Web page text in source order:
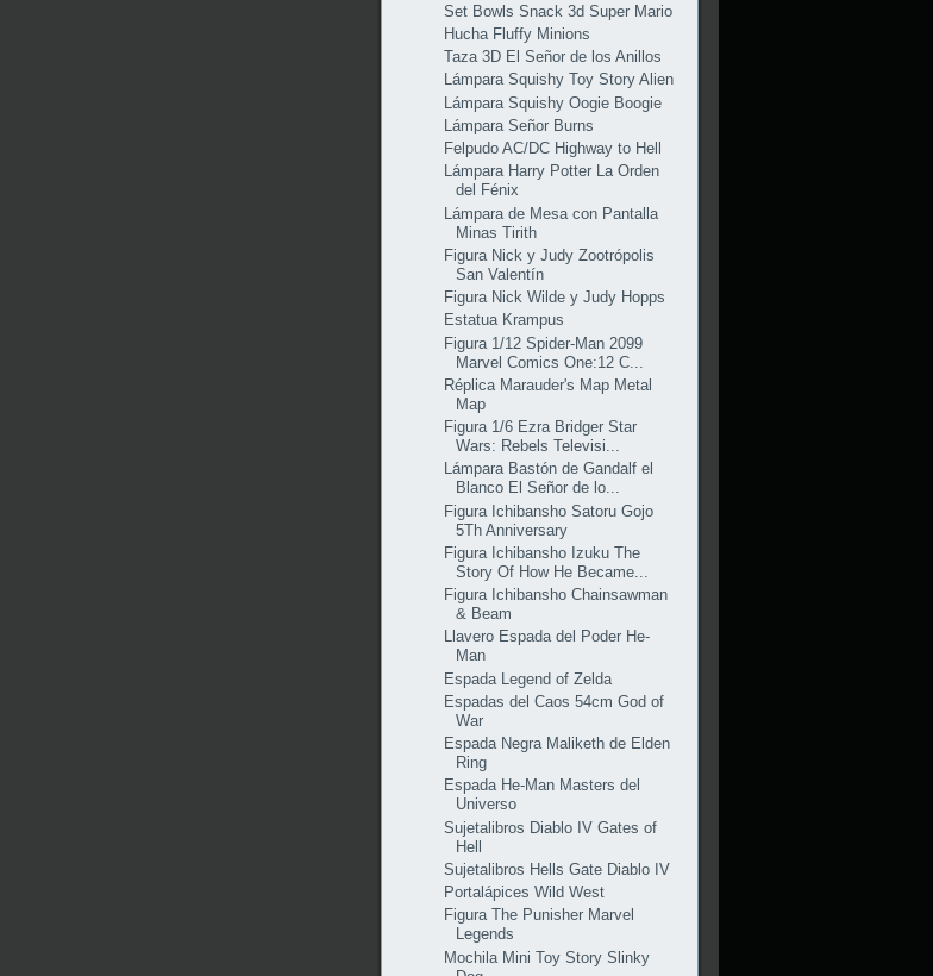
Set Bowls Snack 3d Super Mario
Hucha Fluffy Minions
Taza 3D El Señor de los Anillos
Lámpara Squishy Toy Story Alien
Lámpara Squishy Oogie Boogie
Lámpara Señor Burns
Felpudo AC/DC Highway to Hell
Lámpara Harry Potter La Orden
del Fénix
Lámpara de Mesa con Pantalla
Minas Tirith
Figura Nick y Judy Zootrópolis
San Valentín
Figura Nick Wilde y Judy Hopps
Estatua Krampus
Figura 1/12 Spider-Man 2099
Marvel Comics One:12 C...
Réplica Marauder's Map Metal
Map
Figura 1/6 Ezra Bridger Star
Wars: Rebels Televisi...
Lámpara Bastón de Gandalf el
Blanco El Señor de lo...
Figura Ichibansho Satoru Gojo
5Th Anniversary
Figura Ichibansho Izuku The
Story Of How He Became...
Figura Ichibansho Chainsawman
& Beam
Llavero Espada del Poder He-
Man
Espada Legend of Zelda
Espadas del Caos 54cm God of
War
Espada Negra Maliketh de Elden
Ring
Espada He-Man Masters del
Universo
Sujetalibros Diablo IV Gates of
Hell
Sujetalibros Hells Gate Diablo IV
Portalápices Wild West
Figura The Punisher Marvel
Legends
Mochila Mini Toy Story Slinky